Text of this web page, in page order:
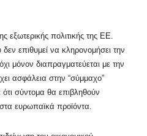
εξωτερικής πολιτικής της ΕΕ.
επιθυμεί να κληρονομήσει την
μόνον διαπραγματεύεται με την
ασφάλεια στην “σύμμαχο”
σύντομα θα επιβληθούν
ευρωπαϊκά προϊόντα.